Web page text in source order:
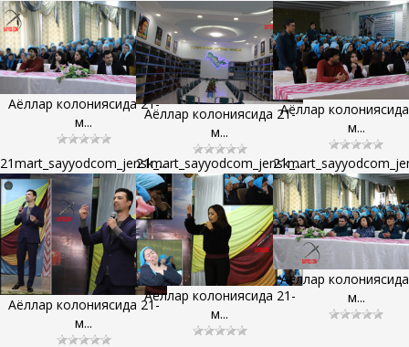
Аёллар колониясида 21-
м...
Аёллар колониясида 21-
м...
Аёллар
м...
21mart_sayyodcom_jensk_...
Аёллар колониясида 21-
м...
21mart_sayyodcom_jensk_...
Аёллар колониясида 21-
м...
Аёллар
м...